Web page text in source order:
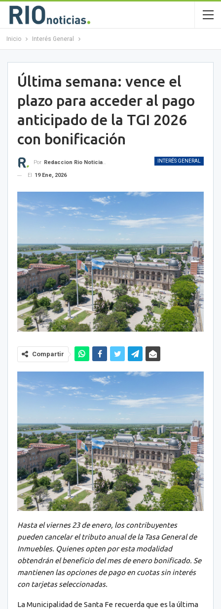
Inicio Interés General
Última semana: vence el
plazo para acceder al pago
anticipado de la TGI 2026
con bonificación
INTERÉS GENERAL
Por Redaccion Rio Noticias OK
El
19 Ene, 2026
Compartir
Hasta el viernes 23 de enero, los contribuyentes
pueden cancelar el tributo anual de la Tasa General de
Inmuebles. Quienes opten por esta modalidad
obtendrán el beneficio del mes de enero bonificado. Se
mantienen las opciones de pago en cuotas sin interés
con tarjetas seleccionadas.
La Municipalidad de Santa Fe recuerda que es la última